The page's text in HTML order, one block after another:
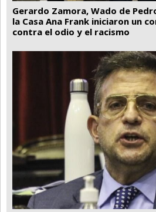
Gerardo Zamora, Wado de
la Casa Ana Frank iniciaron un
contra el odio y el racismo